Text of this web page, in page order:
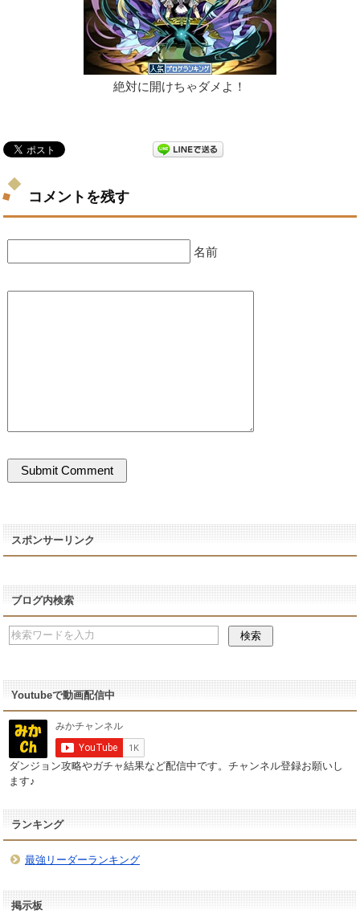
絶対に開けちゃダメよ！
コメントを残す
名前
スポンサーリンク
ブログ内検索
Youtubeで動画配信中
ダンジョン攻略やガチャ結果など配信中です。チャンネル登録お願いし
ます♪
ランキング
最強リーダーランキング
掲示板